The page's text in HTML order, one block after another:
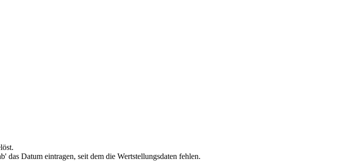
Datum eintragen, seit dem die Wertstellungsdaten fehlen.